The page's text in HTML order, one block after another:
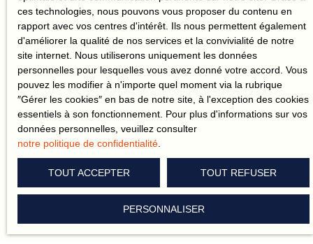
des promesses en l’air. Ici, on fixe des objectifs qui comptent, on
forme, on accompagne – et on attend des résultats.
L’entraide ? C’est plus qu’un mot : c’est notre carburant. Nos
mandataires ne sont pas seuls dans leur coin, ils avancent
ensemble, soutenus et challengés. Pas question de se reposer
sur ses lauriers.
Vous avez des ambitions ? Parfait. Venez, on les réalise. Mais
attention, ici, on ne parle pas, on agit. Alors, prêts à vous
dépasser ?
NOUS CONTACTER
ces technologies, nous pouvons vous proposer du contenu en
rapport avec vos centres d'intérêt. Ils nous permettent également
d'améliorer la qualité de nos services et la convivialité de notre
site internet. Nous utiliserons uniquement les données
personnelles pour lesquelles vous avez donné votre accord. Vous
pouvez les modifier à n'importe quel moment via la rubrique
″Gérer les cookies″ en bas de notre site, à l'exception des cookies
essentiels à son fonctionnement. Pour plus d'informations sur vos
données personnelles, veuillez consulter
notre politique de confidentialité
TOUT ACCEPTER TOUT REFUSER
PERSONNALISER